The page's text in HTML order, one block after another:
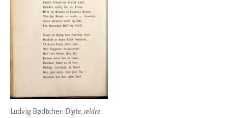
Ludvig Bødtcher: Digte, ældre